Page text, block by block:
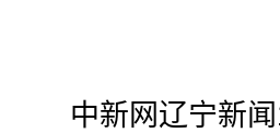
中新网辽宁新闻